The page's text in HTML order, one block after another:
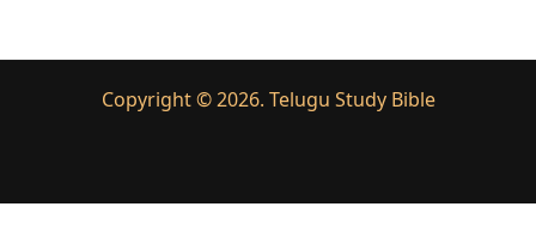
Copyright © 2026. Telugu Study Bible